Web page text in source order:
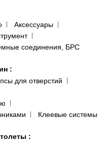
Аксессуары
соединения, БРС
:
для отверстий
Клеевые системы
: